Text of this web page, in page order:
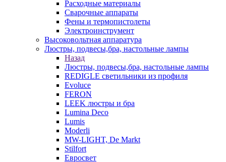
Расходные материалы
Сварочные аппараты
Фены и термопистолеты
Электроинструмент
Высоковольтная аппаратура
Люстры, подвесы,бра, настольные лампы
Назад
Люстры, подвесы,бра, настольные лампы
REDIGLE светильники из профиля
Evoluce
FERON
LEEK люстры и бра
Lumina Deco
Lumis
Moderli
MW-LIGHT, De Markt
Stilfort
Евросвет